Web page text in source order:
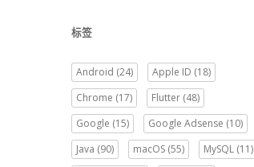
标签
Android (24) Apple ID (18)
Chrome (17) Flutter (48)
Google (15) Google Adsense (10)
Java (90) macOS (55) MySQL (11)